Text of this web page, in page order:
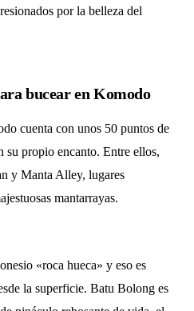
por la belleza del
bucear en Komodo
cuenta con unos 50 puntos de
su propio encanto. Entre ellos,
y Manta Alley, lugares
mantarrayas.
«roca hueca» y eso es
la superficie. Batu Bolong es